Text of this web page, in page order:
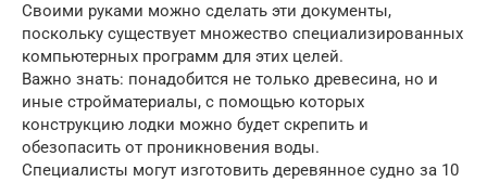
Своими руками можно сделать эти документы,
поскольку существует множество специализированных
компьютерных программ для этих целей.
Важно знать: понадобится не только древесина, но и
иные стройматериалы, с помощью которых
конструкцию лодки можно будет скрепить и
обезопасить от проникновения воды.
Специалисты могут изготовить деревянное судно за 10